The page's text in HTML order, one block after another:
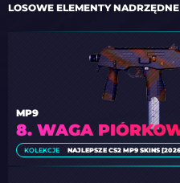
LOSOWE ELEMENTY
8. WAGA
MP9
KOLEKCJE NAJLEPSZE CS2 MP9 SKINS